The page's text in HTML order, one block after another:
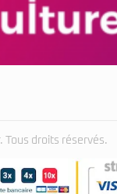
Tous droits réservés.